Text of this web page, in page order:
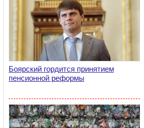
Боярский гордится принятием
пенсионной реформы